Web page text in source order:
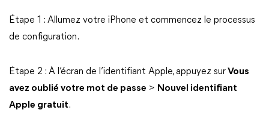
Étape 1 : Allumez votre iPhone et commencez le processus
de configuration.
Étape 2 : À l’écran de l’identifiant Apple, appuyez surVous
avez oublié votre mot de passe > Nouvel identifiant
Apple gratuit.